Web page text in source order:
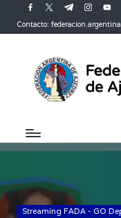
Saltar
contenido
facebook.com
twitter.com
t.me
Contacto:
Publicada
Streaming FADA - GO